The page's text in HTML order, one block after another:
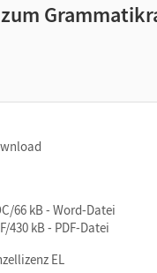
66 kB - Word-Datei
430 kB - PDF-Datei
EL